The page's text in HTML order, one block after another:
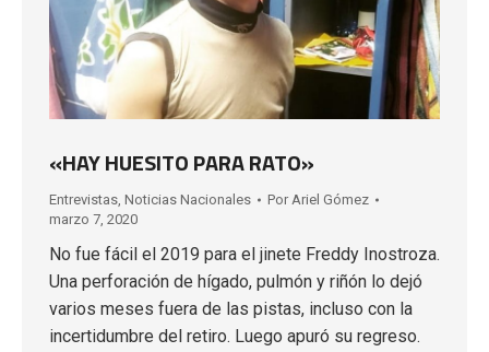
«HAY HUESITO PARA RATO»
Entrevistas, Noticias Nacionales Por Ariel Gómez
marzo 7, 2020
No fue fácil el 2019 para el jinete Freddy Inostroza.
Una perforación de hígado, pulmón y riñón lo dejó
varios meses fuera de las pistas, incluso con la
incertidumbre del retiro. Luego apuró su regreso.